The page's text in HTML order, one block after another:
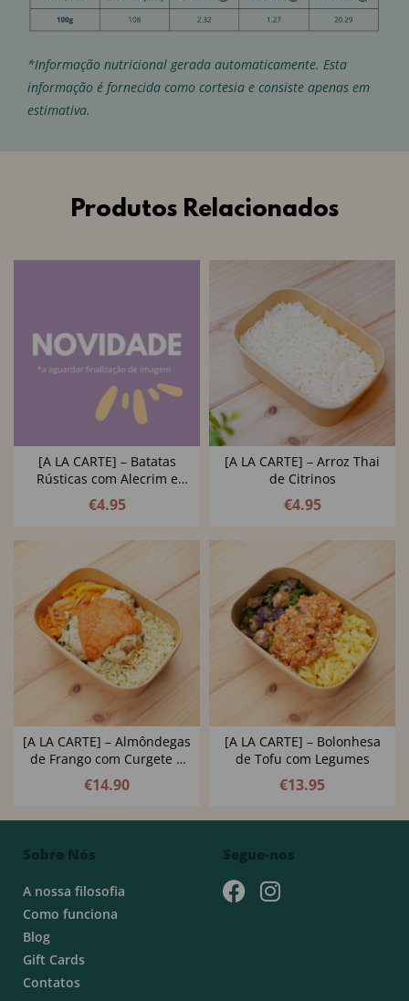
*Informação nutricional gerada automaticamente. Esta
informação é fornecida como cortesia e consiste apenas em
estimativa.
Produtos Relacionados
[A LA CARTE] – Batatas
Rústicas com Alecrim e
Azeitonas
€4.95
[A LA CARTE] – Arroz Thai
de Citrinos
€4.95
[A LA CARTE] – Almôndegas
de Frango com Curgete e
Espinafres e Molho
Cremoso de Tomate
€14.90
[A LA CARTE] – Bolonhesa
de Tofu com Legumes
€13.95
Sobre Nós
A nossa filosofia
Como funciona
Blog
Gift Cards
Contatos
Segue-nos